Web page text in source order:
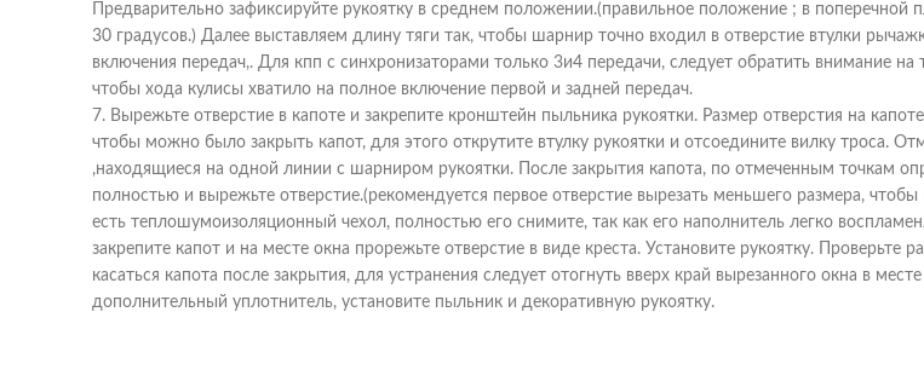
Предварительно зафиксируйте рукоятку в среднем положении.(правильное положение ; в
30 градусов.) Далее выставляем длину тяги так, чтобы шарнир точно входил в отверстие втулки
включения передач,. Для кпп с синхронизаторами только 3и4 передачи, следует обратить внимание на
чтобы хода кулисы хватило на полное включение первой и задней передач.
7. Вырежьте отверстие в капоте и закрепите кронштейн пыльника рукоятки. Размер отверстия на
чтобы можно было закрыть капот, для этого открутите втулку рукоятки и отсоедините вилку троса.
,находящиеся на одной линии с шарниром рукоятки. После закрытия капота, по отмеченным точкам
полностью и вырежьте отверстие.(рекомендуется первое отверстие вырезать меньшего размера,
есть теплошумоизоляционный чехол, полностью его снимите, так как его наполнитель легко
закрепите капот и на месте окна прорежьте отверстие в виде креста. Установите рукоятку.
касаться капота после закрытия, для устранения следует отогнуть вверх край вырезанного окна в
дополнительный уплотнитель, установите пыльник и декоративную рукоятку.